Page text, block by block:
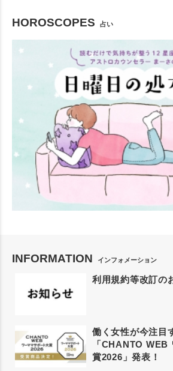
HOROSCOPES 占い
INFORMATION インフォメーション
利用規約等改訂の
働く女性が今注目
「CHANTO WEB
賞2026」発表！